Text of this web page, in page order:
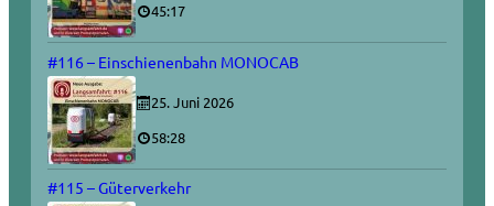
45:17
#116 – Einschienenbahn MONOCAB
25. Juni 2026
58:28
#115 – Güterverkehr